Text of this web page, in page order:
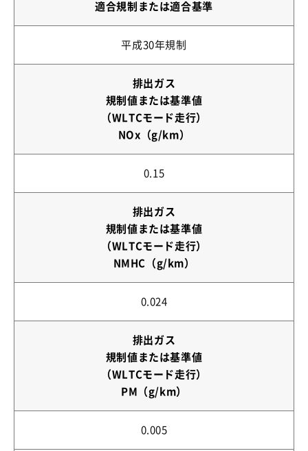
適合規制または適合基準
平成30年規制
排出ガス
規制値または基準値
（WLTCモード走行）
NOx（g/km）
0.15
排出ガス
規制値または基準値
（WLTCモード走行）
NMHC（g/km）
0.024
排出ガス
規制値または基準値
（WLTCモード走行）
PM（g/km）
0.005